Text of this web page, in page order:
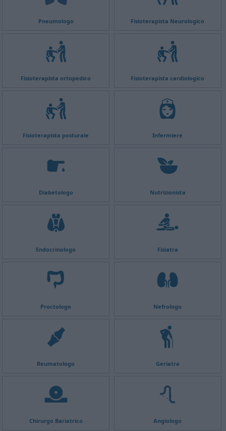
Pneumologo Fisioterapista Neurologico
Fisioterapista ortopedico Fisioterapista cardiologico
Fisioterapista posturale Infermiere
Diabetologo Nutrizionista
Endocrinologo Fisiatra
Proctologo Nefrologo
Reumatologo Geriatra
Chirurgo Bariatrico Angiologo